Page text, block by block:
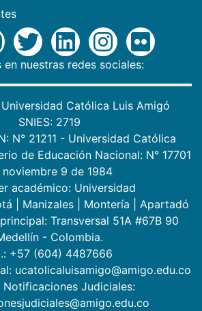
en nuestras redes sociales:
Católica Luis Amigó
SNIES: 2719
N° 21211 - Universidad Católica
de Educación Nacional: N° 17701
noviembre 9 de 1984
académico: Universidad
Manizales Montería
Apartadó
Transversal 51A #67B 90
- Colombia.
+57 (604) 4487666
ucatolicaluisamigo@amigo.edu.co
Notificaciones Judiciales: